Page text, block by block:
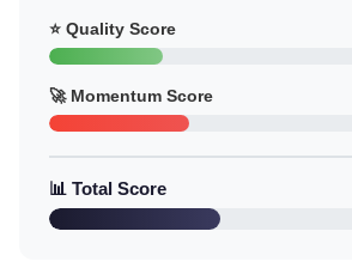
⭐ Quality Score
🚀 Momentum Score
📊 Total Score